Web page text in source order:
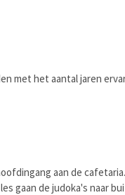
met het aantal jaren
aan de
gaan de judoka's naar